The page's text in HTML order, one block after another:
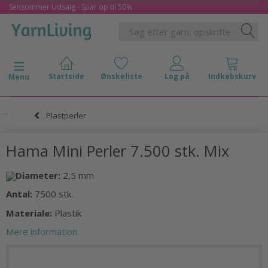
Sensommer Udsalg - Spar op til 50%
Skifte navigation
Menu
Plastperler
Hama Mini Perler 7.500 stk. Mix
Diameter: 2,5 mm
Antal: 7500 stk.
Materiale: Plastik
Mere information